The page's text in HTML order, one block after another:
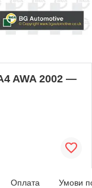
AWA 2002 —
Оплата Умови